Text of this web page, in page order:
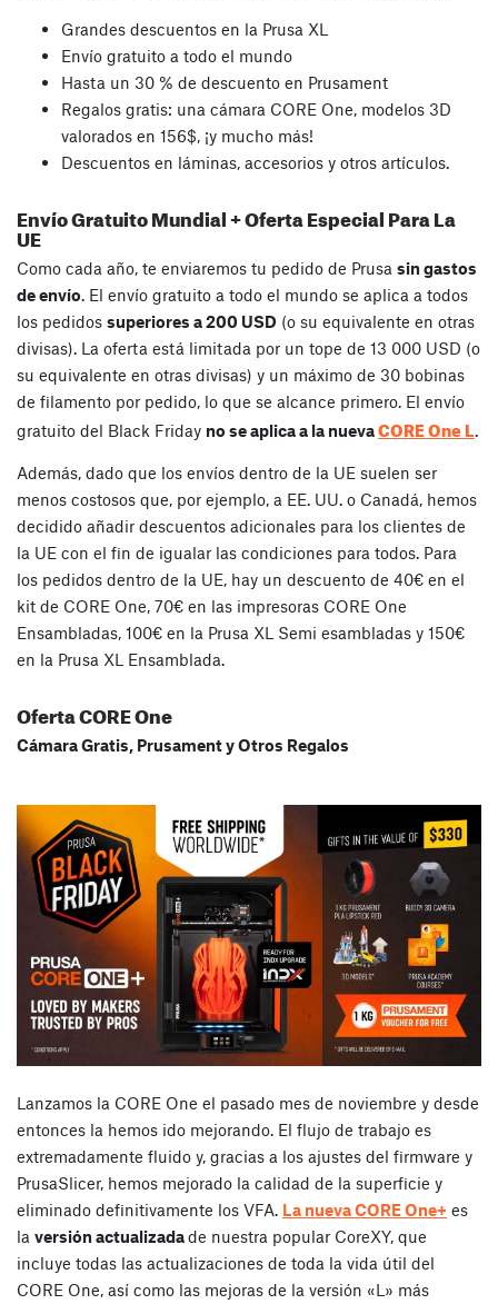
Grandes descuentos en la Prusa XL
Envío gratuito a todo el mundo
Hasta un 30 % de descuento en Prusament
Regalos gratis: una cámara CORE One, modelos 3D
valorados en 156$, ¡y mucho más!
Descuentos en láminas, accesorios y otros artículos.
Envío Gratuito Mundial + Oferta Especial Para La
UE
Como cada año, te enviaremos tu pedido de Prusa sin gastos
de envío. El envío gratuito a todo el mundo se aplica a todos
los pedidos superiores a 200 USD (o su equivalente en otras
divisas). La oferta está limitada por un tope de 13 000 USD (o
su equivalente en otras divisas) y un máximo de 30 bobinas
de filamento por pedido, lo que se alcance primero. El envío
gratuito del Black Friday no se aplica a la nuevaCORE One L .
Además, dado que los envíos dentro de la UE suelen ser
menos costosos que, por ejemplo, a EE. UU. o Canadá, hemos
decidido añadir descuentos adicionales para los clientes de
la UE con el fin de igualar las condiciones para todos. Para
los pedidos dentro de la UE, hay un descuento de 40€ en el
kit de CORE One, 70€ en las impresoras CORE One
Ensambladas, 100€ en la Prusa XL Semi esambladas y 150€
en la Prusa XL Ensamblada.
Oferta CORE One
Cámara Gratis, Prusament y Otros Regalos
Lanzamos la CORE One el pasado mes de noviembre y desde
entonces la hemos ido mejorando. El flujo de trabajo es
extremadamente fluido y, gracias a los ajustes del firmware y
PrusaSlicer, hemos mejorado la calidad de la superficie y
eliminado definitivamente los VFA. La nueva CORE One+ es
la versión actualizadade nuestra popular CoreXY, que
incluye todas las actualizaciones de toda la vida útil del
CORE One, así como las mejoras de la versión «L» más